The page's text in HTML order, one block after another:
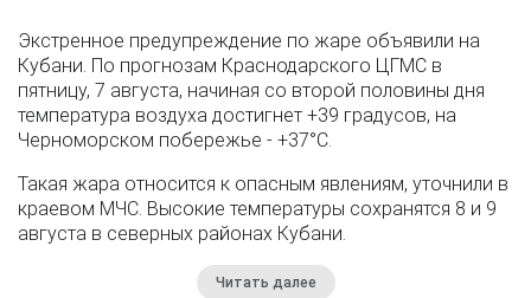
Экстренное предупреждение по жаре объявили на
Кубани. По прогнозам Краснодарского ЦГМС в
пятницу, 7 августа, начиная со второй половины дня
температура воздуха достигнет +39 градусов, на
Черноморском побережье - +37°­С.
Такая жара относится к опасным явлениям, уточнили в
краевом МЧС. Высокие температуры сохранятся 8 и 9
августа в северных районах Кубани.
Читать далее